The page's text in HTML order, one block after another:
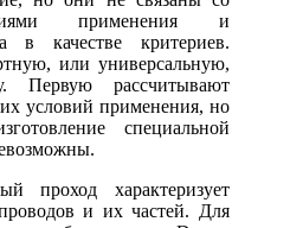
применения и
в качестве критериев.
или универсальную,
Первую рассчитывают
условий приме­нения, но
специальной
проход характеризует
и их частей. Для